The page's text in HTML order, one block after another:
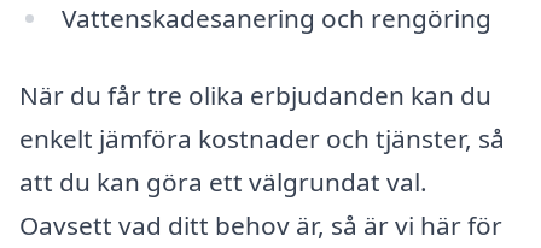
Vattenskadesanering och rengöring
När du får tre olika erbjudanden kan du
enkelt jämföra kostnader och tjänster, så
att du kan göra ett välgrundat val.
Oavsett vad ditt behov är, så är vi här för